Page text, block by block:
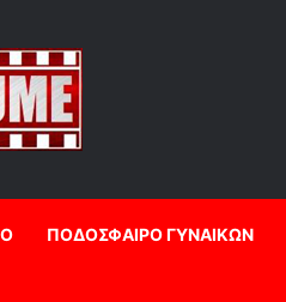
ΠΟΔΟΣΦΑΙΡΟ ΓΥΝΑΙΚΩΝ